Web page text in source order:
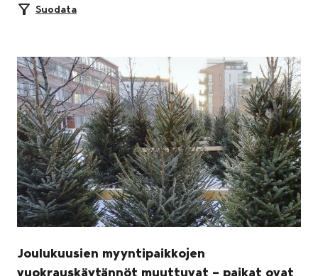
Suodata
Joulukuusien myyntipaikkojen
vuokrauskäytännöt muuttuvat – paikat ovat